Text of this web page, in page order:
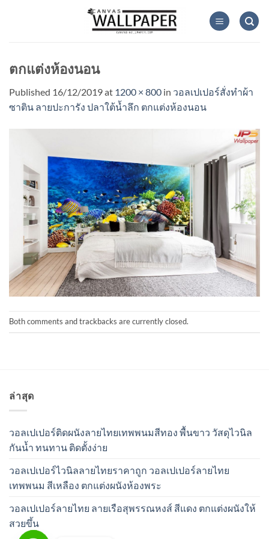
ตกแต่งห้องนอน
Published 16/12/2019at 1200 × 800 in วอลเปเปอร์สั่งทำผ้า
ซาติน ลายปะการัง ปลาใต้น้ำลึก ตกแต่งห้องนอน
Both comments and trackbacks are currently closed.
ล่าสุด
วอลเปเปอร์ติดผนังลายไทยเทพพนมสีทอง พื้นขาว วัสดุไวนิล
กันน้ำ ทนทาน ติดตั้งง่าย
วอลเปเปอร์ไวนิลลายไทยราคาถูก วอลเปเปอร์ลายไทย
เทพพนม สีเหลือง ตกแต่งผนังห้องพระ
วอลเปเปอร์ลายไทย ลายเรือสุพรรณหงส์ สีแดง ตกแต่งผนังให้
สวยขึ้น